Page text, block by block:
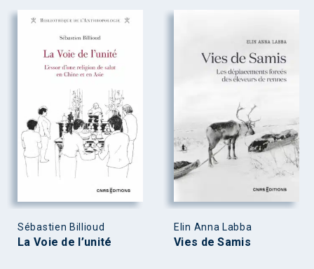
Sébastien Billioud
La Voie de l’unité
Elin Anna Labba
Vies de Samis